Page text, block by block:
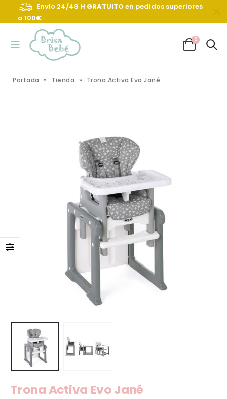
Envío 24/48 H GRATUITOen pedidos superiores
a 100€
0
Portada » Tienda » Trona Activa Evo Jané
Trona Activa Evo Jané